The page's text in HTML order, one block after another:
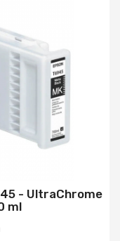
- UltraChrome
ml